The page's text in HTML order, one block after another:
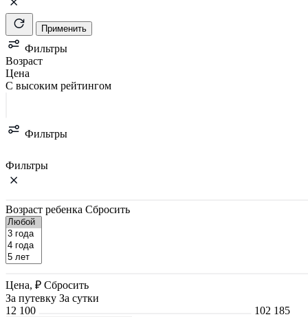
Применить
Фильтры
Возраст
Цена
С высоким рейтингом
Фильтры
Фильтры
Возраст ребенка Сбросить
Цена, ₽ Сбросить
За путевку За сутки
12 100
102 185